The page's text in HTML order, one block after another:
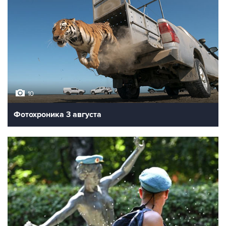
10
Фотохроника 3 августа